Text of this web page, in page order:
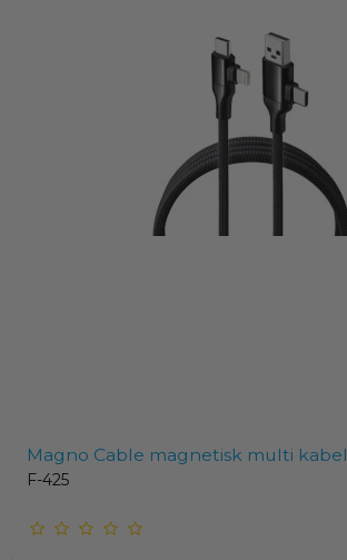
Magno Cable magnetisk multi kabel
F-425